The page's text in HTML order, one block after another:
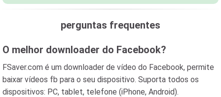
perguntas frequentes
O melhor downloader do Facebook?
FSaver.com é um downloader de vídeo do Facebook, permite
baixar vídeos fb para o seu dispositivo. Suporta todos os
dispositivos: PC, tablet, telefone (iPhone, Android).